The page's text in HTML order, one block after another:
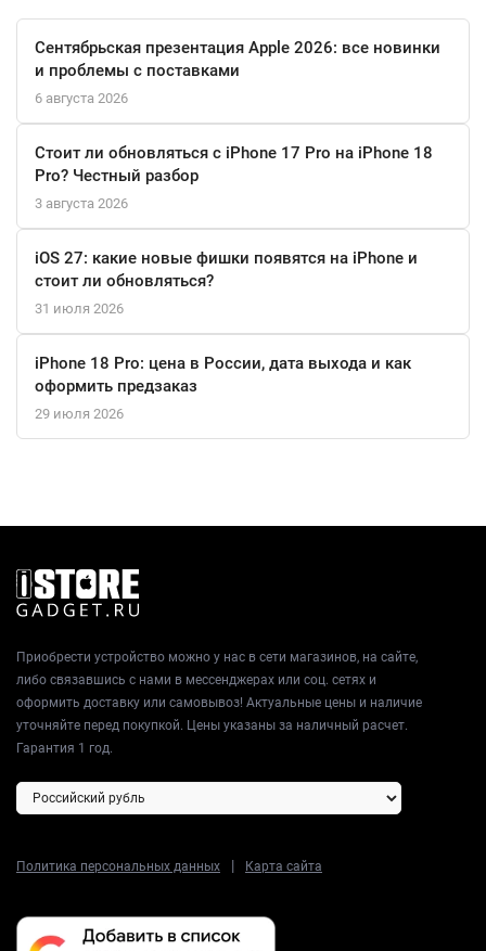
понятным.
Откройте для себя новые горизонты игрового опыта с
цвете. Его современный дизайн и передовые технологии
Сентябрьская презентация Apple 2026: все новинки
и проблемы с поставками
6 августа 2026
Стоит ли обновляться с iPhone 17 Pro на iPhone 18
Pro? Честный разбор
3 августа 2026
iOS 27: какие новые фишки появятся на iPhone и
стоит ли обновляться?
31 июля 2026
iPhone 18 Pro: цена в России, дата выхода и как
оформить предзаказ
29 июля 2026
Приобрести устройство можно у нас в сети магазинов, на сайте,
либо связавшись с нами в мессенджерах или соц. сетях и
оформить доставку или самовывоз! Актуальные цены и наличие
уточняйте перед покупкой. Цены указаны за наличный расчет.
Гарантия 1 год.
Политика персональных данных | Карта сайта